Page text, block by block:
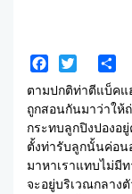
Twitter Share
ตามปกติท่าตีแบ็คแ
ถูกสอนกันมาว่าให้
กระทบลูกปิงปองอ
ตั้งท่ารับลูกนั้นค่อน
มาหาเราแทบไม่มี
จะอยู่บริเวณกลาง